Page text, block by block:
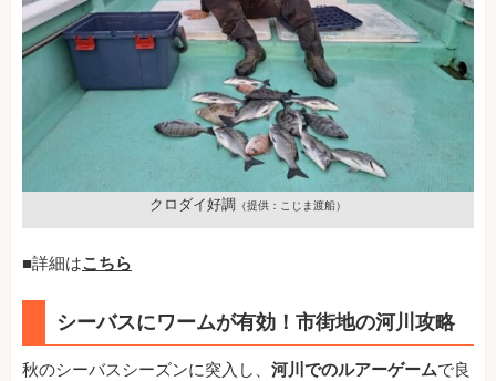
クロダイ好調 （提供：こじま渡船）
■詳細はこちら
シーバスにワームが有効！市街地の河川攻略
秋のシーバスシーズンに突入し、 河川でのルアーゲームで良